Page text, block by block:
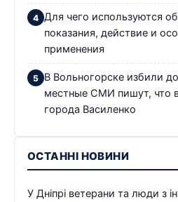
Для чего используются
показания, действие и
применения
В Вольногорске избили
местные СМИ пишут, что
города Василенко
ОСТАННІ НОВИНИ
У Дніпрі ветерани та люди з